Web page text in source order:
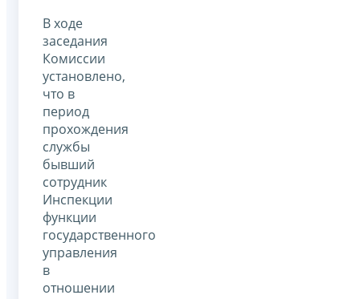
В ходе
заседания
Комиссии
установлено,
что в
период
прохождения
службы
бывший
сотрудник
Инспекции
функции
государственного
управления
в
отношении